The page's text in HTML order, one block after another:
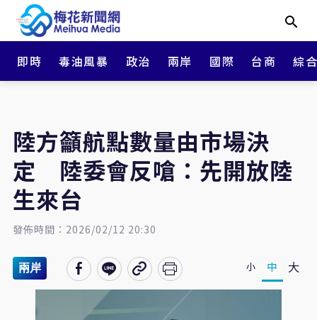
即時 毒油風暴 政治 兩岸 國際 台商 綜
陸方籲航點數量由市場決
定 陸委會反嗆：先開放陸
生來台
發佈時間：2026/02/12 20:30
兩岸 小 中 大